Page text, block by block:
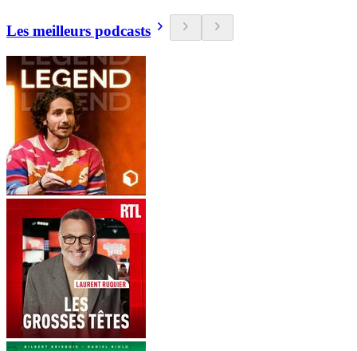
Les meilleurs podcasts